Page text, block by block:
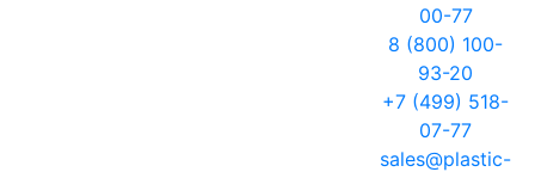
00-77
8 (800) 100-
93-20
+7 (499) 518-
07-77
sales@plastic-